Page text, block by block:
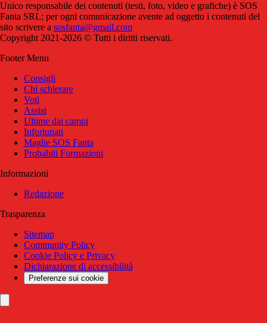
Unico responsabile dei contenuti (testi, foto, video e grafiche) è SOS
Fanta SRL; per ogni comunicazione avente ad oggetto i contenuti del
sito scrivere a sosfanta@gmail.com
Copyright 2021-2026 © Tutti i diritti riservati.
Footer Menu
Consigli
Chi schierare
Voti
Assist
Ultime dai campi
Infortunati
Maglie SOS Fanta
Probabili Formazioni
Informazioni
Redazione
Trasparenza
Sitemap
Community Policy
Cookie Policy e Privacy
Dichiarazione di accessibilità
Preferenze sui cookie